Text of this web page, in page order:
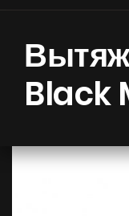
Новинки
Вытяжки
Вытяжки
Вытяжки
Вытяжки
Вытяжки
Вытяжки
Вытяжки
Black